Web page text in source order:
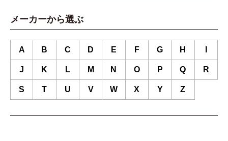
メーカーから選ぶ
A B C D E F G H
J K L M N O P Q R
S T U V W X Y Z